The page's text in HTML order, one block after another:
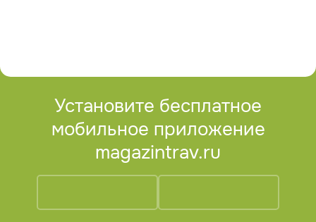
Установите бесплатное
мобильное приложение
magazintrav.ru